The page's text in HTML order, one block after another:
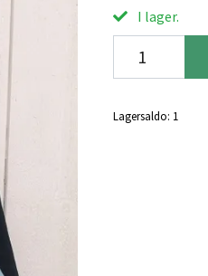
I lager.
Lagersaldo: 1